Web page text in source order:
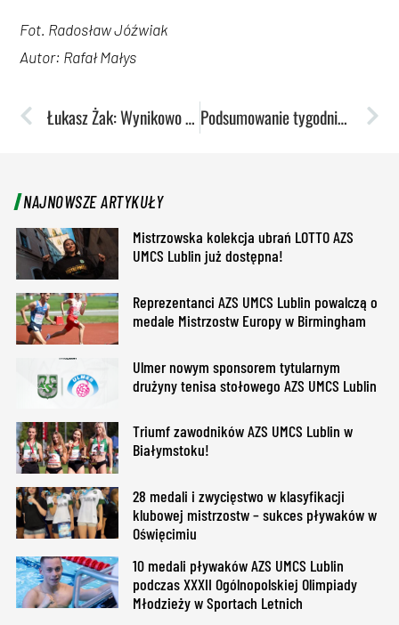
Fot. Radosław Jóźwiak
Autor: Rafał Małys
Łukasz Żak: Wynikowo to mój najlepszy sezon w karierze Podsumowanie tygodnia: Sezon AMP-ów i AMWL-i dobiegł końca
NAJNOWSZE ARTYKUŁY
Mistrzowska kolekcja ubrań LOTTO AZS
UMCS Lublin już dostępna!
Reprezentanci AZS UMCS Lublin powalczą o
medale Mistrzostw Europy w Birmingham
Ulmer nowym sponsorem tytularnym
drużyny tenisa stołowego AZS UMCS Lublin
Triumf zawodników AZS UMCS Lublin w
Białymstoku!
28 medali i zwycięstwo w klasyfikacji
klubowej mistrzostw – sukces pływaków w
Oświęcimiu
10 medali pływaków AZS UMCS Lublin
podczas XXXII Ogólnopolskiej Olimpiady
Młodzieży w Sportach Letnich